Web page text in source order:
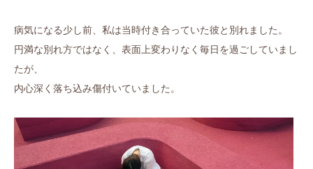
病気になる少し前、私は当時付き合っていた彼と別れました。
円満な別れ方ではなく、表面上変わりなく毎日を過ごしていまし
たが、
内心深く落ち込み傷付いていました。